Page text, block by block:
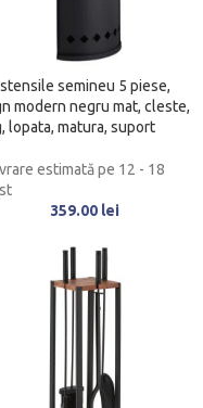
semineu 5 piese,
modern negru mat, cleste,
lopata, matura, suport
estimată pe 12 - 18
359.00 lei